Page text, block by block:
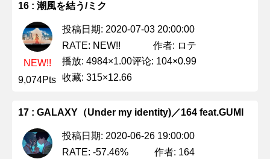
16 : 潮風を結う/ミク
NEW!!
9,074Pts
投稿日期: 2020-07-03 20:00:00
RATE: NEW!!
作者: ロテ
播放: 4984×1.00评论: 104×0.99
收藏: 315×12.66
17 : GALAXY（Under my identity)／164 feat.GUMI
投稿日期: 2020-06-26 19:00:00
RATE: -57.46%
作者: 164